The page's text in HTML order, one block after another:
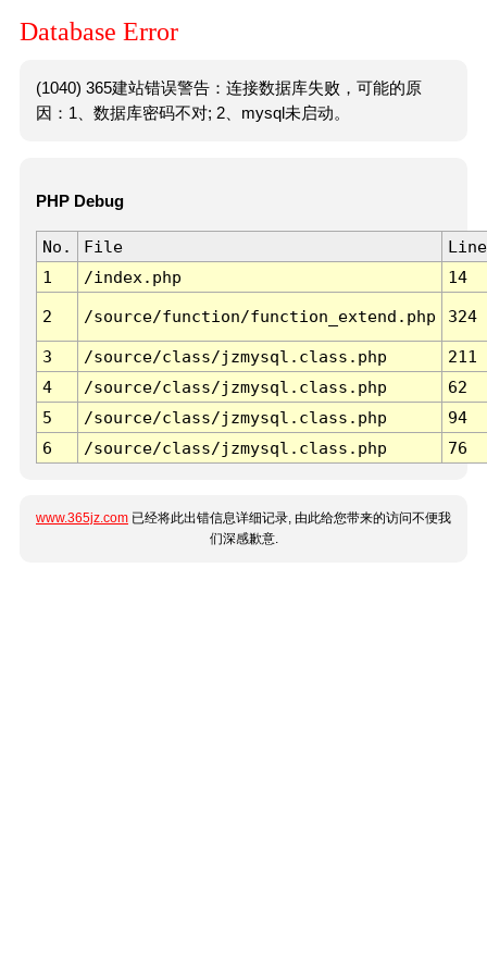
Database Error
(1040) 365建站错误警告：连接数据库失败，可能的原
因：1、数据库密码不对; 2、mysql未启动。
PHP Debug
No. File
Line
1
/index.php 14
2 /source/function/function_extend.php 324
3 /source/class/jzmysql.class.php
211
4
/source/class/jzmysql.class.php
62
5
/source/class/jzmysql.class.php
94
6
/source/class/jzmysql.class.php 76
www.365jz.com 已经将此出错信息详细记录, 由此给您带来的访问不便我
们深感歉意.